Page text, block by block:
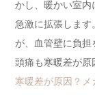
かし、暖かい室内
急激に拡張しま
が、血管壁に負
頭痛も寒暖差が原
寒暖差が原因？